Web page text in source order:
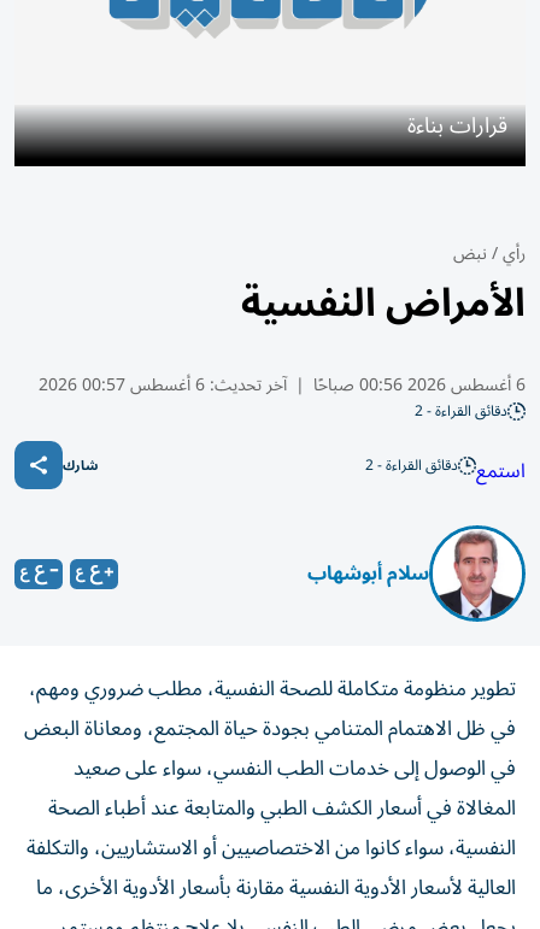
قرارات بناءة
رأي/نبض
الأمراض النفسية
6 أغسطس 2026 00:56 صباحًا | آخر تحديث:6 أغسطس 00:57 2026
دقائق القراءة - 2
استمع دقائق القراءة - 2 شارك
سلام أبوشهاب
تطوير منظومة متكاملة للصحة النفسية، مطلب ضروري ومهم،
في ظل الاهتمام المتنامي بجودة حياة المجتمع، ومعاناة البعض
في الوصول إلى خدمات الطب النفسي، سواء على صعيد
المغالاة في أسعار الكشف الطبي والمتابعة عند أطباء الصحة
النفسية، سواء كانوا من الاختصاصيين أو الاستشاريين، والتكلفة
العالية لأسعار الأدوية النفسية مقارنة بأسعار الأدوية الأخرى، ما